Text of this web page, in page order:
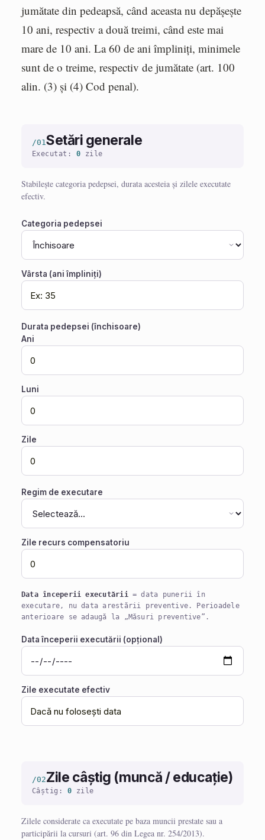
jumătate din pedeapsă, când aceasta nu depășește
10 ani, respectiv a două treimi, când este mai
mare de 10 ani. La 60 de ani împliniți, minimele
sunt de o treime, respectiv de jumătate (art. 100
alin. (3) și (4) Cod penal).
/01Setări generale
Executat: 0 zile
Stabilește categoria pedepsei, durata acesteia și zilele executate
efectiv.
Categoria pedepsei
Vârsta (ani împliniți)
Durata pedepsei (închisoare)
Ani
Luni
Zile
Regim de executare
Zile recurs compensatoriu
Data începerii executării= data punerii în
executare, nu data arestării preventive. Perioadele
anterioare se adaugă la „Măsuri preventive”.
Data începerii executării (opțional)
Zile executate efectiv
/02Zile câștig (muncă / educație)
Câștig: 0 zile
Zilele considerate ca executate pe baza muncii prestate sau a
participării la cursuri (art. 96 din Legea nr. 254/2013).